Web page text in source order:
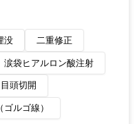
没 二重修正
涙袋ヒアルロン酸注射
目頭切開
ルゴ線）